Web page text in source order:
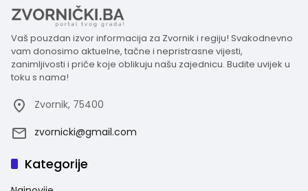
Vaš pouzdan izvor informacija za Zvornik i regiju! Svakodnevno
vam donosimo aktuelne, tačne i nepristrasne vijesti,
zanimljivosti i priče koje oblikuju našu zajednicu. Budite uvijek u
toku s nama!
Zvornik, 75400
zvornicki@gmail.com
Kategorije